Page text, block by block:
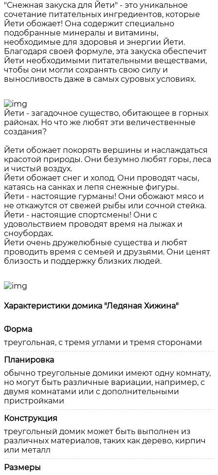
"Снежная закуска для Йети" - это уникальное
сочетание питательных ингредиентов, которые
Йети обожает! Она содержит специально
подобранные минералы и витамины,
необходимые для здоровья и энергии Йети.
Благодаря своей формуле, эта закуска обеспечит
Йети необходимыми питательными веществами,
чтобы они могли сохранять свою силу и
выносливость даже в самых суровых условиях.
Йети - загадочное существо, обитающее в горных
районах. Но что же любят эти величественные
создания?
Йети обожает покорять вершины и наслаждаться
красотой природы. Они безумно любят горы, леса
и чистый воздух.
Йети обожает снег и холод. Они проводят часы,
катаясь на санках и лепя снежные фигуры.
Йети - настоящие гурманы! Они обожают мясо и
не откажутся от свежей рыбы или сочной стейка.
Йети - настоящие спортсмены! Они с
удовольствием проводят время на лыжах и
сноубордах.
Йети очень дружелюбные существа и любят
проводить время с семьей и друзьями. Они ценят
близость и поддержку близких людей.
Характеристики домика "Ледяная Хижина"
Форма
треугольная, с тремя углами и тремя сторонами
Планировка
обычно треугольные домики имеют одну комнату,
но могут быть различные вариации, например, с
двумя комнатами или с дополнительными
пристройками
Конструкция
треугольный домик может быть выполнен из
различных материалов, таких как дерево, кирпич
или металл
Размеры